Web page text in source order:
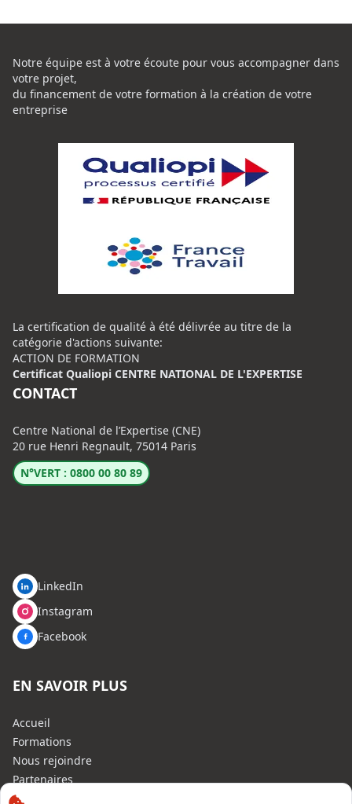
Notre équipe est à votre écoute pour vous accompagner dans
votre projet,
du financement de votre formation à la création de votre
entreprise
La certification de qualité à été délivrée au titre de la
catégorie d'actions suivante:
ACTION DE FORMATION
Certificat Qualiopi CENTRE NATIONAL DE L'EXPERTISE
CONTACT
Centre National de l’Expertise (CNE)
20 rue Henri Regnault, 75014 Paris
N°VERT : 0800 00 80 89
LinkedIn
Instagram
Facebook
EN SAVOIR PLUS
Accueil
Formations
Nous rejoindre
Partenaires
Autres missions